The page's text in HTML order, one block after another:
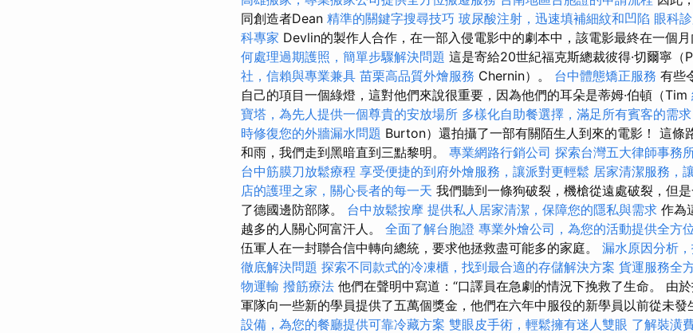
同創造者Dean 精準的關鍵字搜尋技巧 玻尿酸注射，迅速填補細紋和凹陷 眼科
科專家 Devlin的製作人合作，在一部入侵電影中的劇本中，該電影最終在一個月
何處理過期護照，簡單步驟解決問題 這是寄給20世紀福克斯總裁彼得·切爾寧（
社，信賴與專業兼具 苗栗高品質外燴服務 Chernin）。 台中體態矯正服務 有些
自己的項目一個綠燈，這對他們來說很重要，因為他們的耳朵是蒂姆·伯頓（Tim
寶塔，為先人提供一個尊貴的安放場所 多樣化自助餐選擇，滿足所有賓客的需求
時修復您的外牆漏水問題 Burton）還拍攝了一部有關陌生人到來的電影！ 這條
和雨，我們走到黑暗直到三點黎明。 專業網路行銷公司 探索台灣五大律師事務
台中筋膜刀放鬆療程 享受便捷的到府外燴服務，讓派對更輕鬆 居家清潔服務，
店的護理之家，關心長者的每一天 我們聽到一條狗破裂，機槍從遠處破裂，但
了德國邊防部隊。 台中放鬆按摩 提供私人居家清潔，保障您的隱私與需求 作為
越多的人關心阿富汗人。 全面了解台胞證 專業外燴公司，為您的活動提供全方
伍軍人在一封聯合信中轉向總統，要求他拯救盡可能多的家庭。 漏水原因分析
徹底解決問題 探索不同款式的冷凍櫃，找到最合適的存儲解決方案 貨運服務全
物運輸 撥筋療法 他們在聲明中寫道：“口譯員在急劇的情況下挽救了生命。 由
軍隊向一些新的學員提供了五萬個獎金，他們在六年中服役的新學員以前從未發
設備，為您的餐廳提供可靠冷藏方案 雙眼皮手術，輕鬆擁有迷人雙眼 了解裝潢